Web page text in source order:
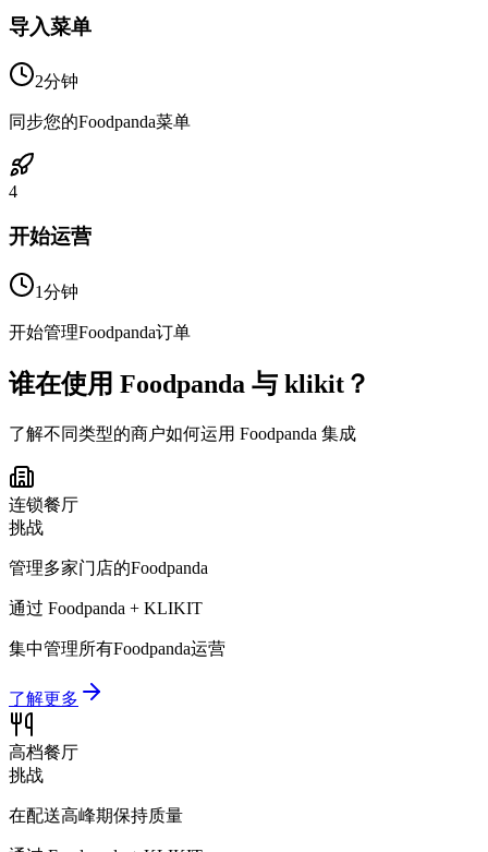
导入菜单
2分钟
同步您的Foodpanda菜单
4
开始运营
1分钟
开始管理Foodpanda订单
谁在使用 Foodpanda 与 klikit？
了解不同类型的商户如何运用 Foodpanda 集成
连锁餐厅
挑战
管理多家门店的Foodpanda
通过 Foodpanda + KLIKIT
集中管理所有Foodpanda运营
了解更多
高档餐厅
挑战
在配送高峰期保持质量